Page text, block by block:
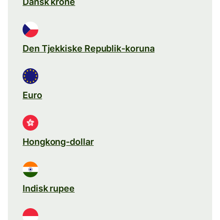
Den Tjekkiske Republik-koruna
Euro
Hongkong-dollar
Indisk rupee